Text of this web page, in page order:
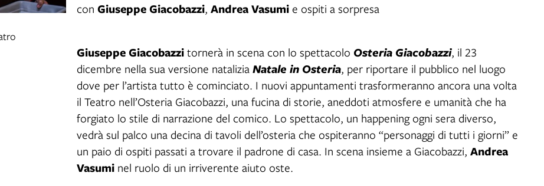
con Giuseppe Giacobazzi, Andrea Vasumi e ospiti a sorpresa
Giuseppe Giacobazzi tornerà in scena con lo spettacolo Osteria Giacobazzi, il 23
dicembre nella sua versione natalizia Natale in Osteria, per riportare il pubblico nel luogo
dove per l’artista tutto è cominciato. I nuovi appuntamenti trasformeranno ancora una volta
il Teatro nell’Osteria Giacobazzi, una fucina di storie, aneddoti atmosfere e umanità che ha
forgiato lo stile di narrazione del comico. Lo spettacolo, un happening ogni sera diverso,
vedrà sul palco una decina di tavoli dell’osteria che ospiteranno “personaggi di tutti i giorni” e
un paio di ospiti passati a trovare il padrone di casa. In scena insieme a Giacobazzi, Andrea
Vasumi nel ruolo di un irriverente aiuto oste.